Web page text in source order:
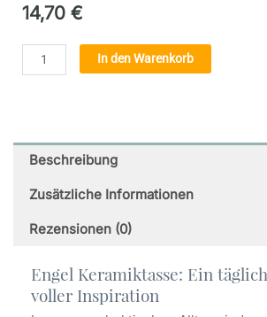
14,70 €
Engel
Tasse
Weisse
Keramiktasse
Menge
In den Warenkorb
Beschreibung
Zusätzliche Informationen
Rezensionen (0)
Engel Keramiktasse: Ein
voller Inspiration